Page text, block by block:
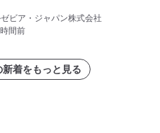
ビア・ジャパン株式会社
間前
着をもっと見る